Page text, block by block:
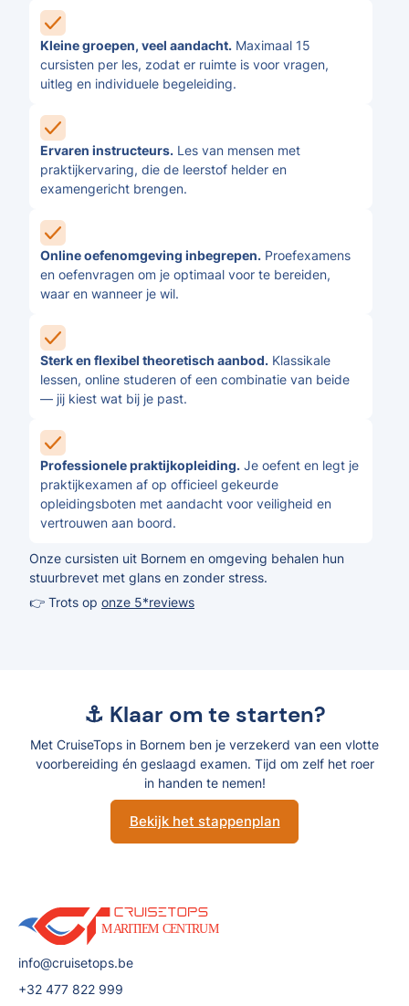
Kleine groepen, veel aandacht. Maximaal 15
cursisten per les, zodat er ruimte is voor vragen,
uitleg en individuele begeleiding.
Ervaren instructeurs. Les van mensen met
praktijkervaring, die de leerstof helder en
examengericht brengen.
Online oefenomgeving inbegrepen. Proefexamens
en oefenvragen om je optimaal voor te bereiden,
waar en wanneer je wil.
Sterk en flexibel theoretisch aanbod. Klassikale
lessen, online studeren of een combinatie van beide
— jij kiest wat bij je past.
Professionele praktijkopleiding. Je oefent en legt je
praktijkexamen af op officieel gekeurde
opleidingsboten met aandacht voor veiligheid en
vertrouwen aan boord.
Onze cursisten uit Bornem en omgeving behalen hun
stuurbrevet met glans en zonder stress.
👉 Trots op onze 5*reviews
⚓ Klaar om te starten?
Met CruiseTops in Bornem ben je verzekerd van een vlotte
voorbereiding én geslaagd examen. Tijd om zelf het roer
in handen te nemen!
Bekijk het stappenplan
info@cruisetops.be
+32 477 822 999